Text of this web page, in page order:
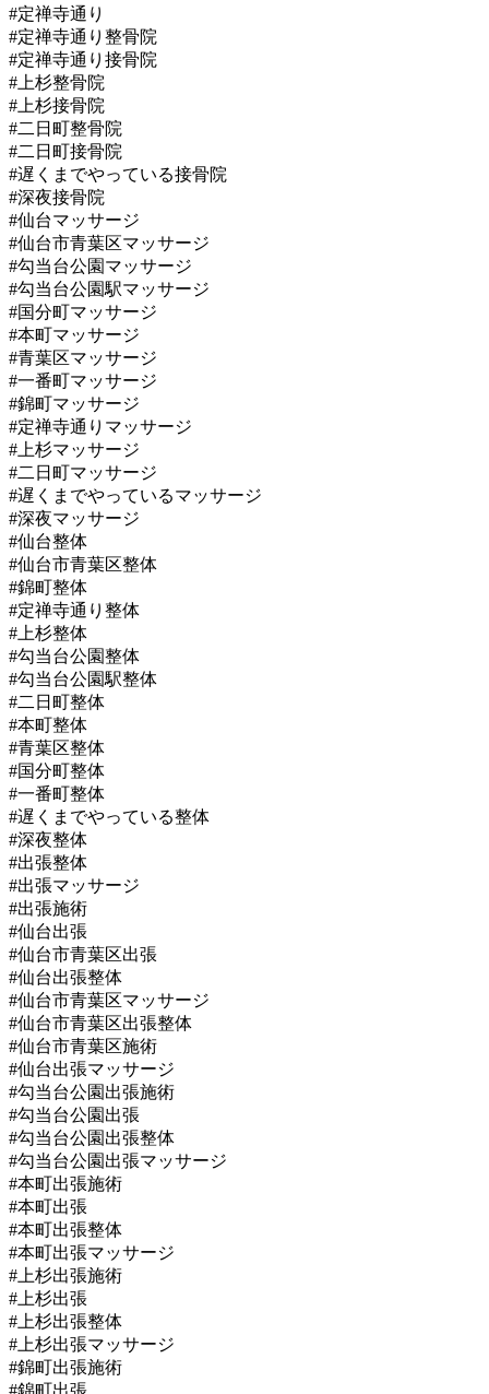
#定禅寺通り
#定禅寺通り整骨院
#定禅寺通り接骨院
#上杉整骨院
#上杉接骨院
#二日町整骨院
#二日町接骨院
#遅くまでやっている接骨院
#深夜接骨院
#仙台マッサージ
#仙台市青葉区マッサージ
#勾当台公園マッサージ
#勾当台公園駅マッサージ
#国分町マッサージ
#本町マッサージ
#青葉区マッサージ
#一番町マッサージ
#錦町マッサージ
#定禅寺通りマッサージ
#上杉マッサージ
#二日町マッサージ
#遅くまでやっているマッサージ
#深夜マッサージ
#仙台整体
#仙台市青葉区整体
#錦町整体
#定禅寺通り整体
#上杉整体
#勾当台公園整体
#勾当台公園駅整体
#二日町整体
#本町整体
#青葉区整体
#国分町整体
#一番町整体
#遅くまでやっている整体
#深夜整体
#出張整体
#出張マッサージ
#出張施術
#仙台出張
#仙台市青葉区出張
#仙台出張整体
#仙台市青葉区マッサージ
#仙台市青葉区出張整体
#仙台市青葉区施術
#仙台出張マッサージ
#勾当台公園出張施術
#勾当台公園出張
#勾当台公園出張整体
#勾当台公園出張マッサージ
#本町出張施術
#本町出張
#本町出張整体
#本町出張マッサージ
#上杉出張施術
#上杉出張
#上杉出張整体
#上杉出張マッサージ
#錦町出張施術